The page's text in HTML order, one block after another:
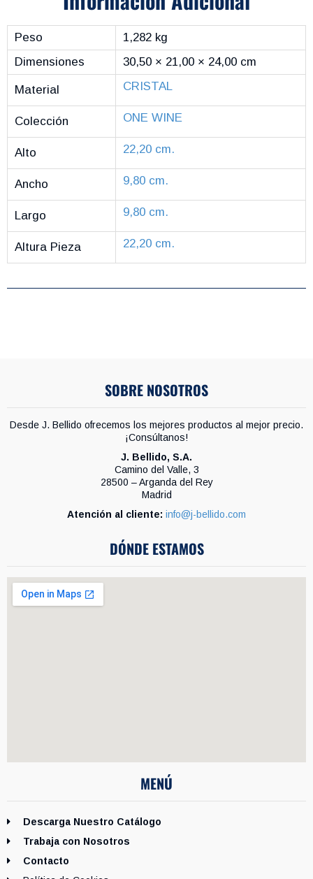
Peso
1,282 kg
Dimensiones
30,50 × 21,00 × 24,00 cm
Material CRISTAL
Colección ONE WINE
Alto 22,20 cm.
Ancho 9,80 cm.
Largo 9,80 cm.
Altura Pieza 22,20 cm.
SOBRE NOSOTROS
Desde J. Bellido ofrecemos los mejores productos al mejor precio.
¡Consúltanos!
J. Bellido, S.A.
Camino del Valle, 3
28500 – Arganda del Rey
Madrid
Atención al cliente: info@j-bellido.com
DÓNDE ESTAMOS
MENÚ
Descarga Nuestro Catálogo
Trabaja con Nosotros
Contacto